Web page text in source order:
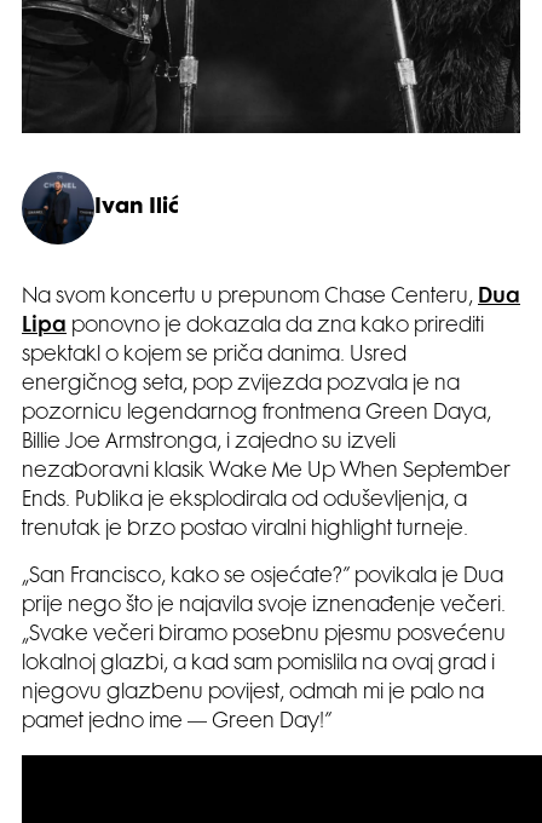
Ivan Ilić
Na svom koncertu u prepunom Chase Centeru, Dua
Lipa ponovno je dokazala da zna kako prirediti
spektakl o kojem se priča danima. Usred
energičnog seta, pop zvijezda pozvala je na
pozornicu legendarnog frontmena Green Daya,
Billie Joe Armstronga, i zajedno su izveli
nezaboravni klasik Wake Me Up When September
Ends. Publika je eksplodirala od oduševljenja, a
trenutak je brzo postao viralni highlight turneje.
„San Francisco, kako se osjećate?” povikala je Dua
prije nego što je najavila svoje iznenađenje večeri.
„Svake večeri biramo posebnu pjesmu posvećenu
lokalnoj glazbi, a kad sam pomislila na ovaj grad i
njegovu glazbenu povijest, odmah mi je palo na
pamet jedno ime — Green Day!”